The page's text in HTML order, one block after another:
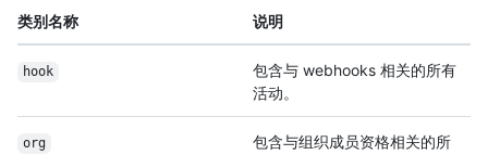
类别名称 说明
hook
包含与 webhooks 相关的所有
活动。
org
包含与组织成员资格相关的所